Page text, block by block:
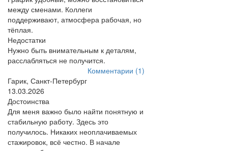
между сменами. Коллеги
поддерживают, атмосфера рабочая, но
тёплая.
Недостатки
Нужно быть внимательным к деталям,
расслабляться не получится.
Комментарии (1)
Гарик, Санкт-Петербург
13.03.2026
Достоинства
Для меня важно было найти понятную и
стабильную работу. Здесь это
получилось. Никаких неоплачиваемых
стажировок, всё честно. В начале